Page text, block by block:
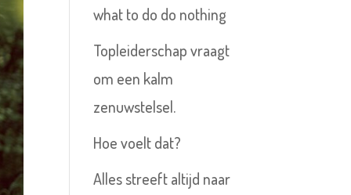
what to do do nothing
Topleiderschap vraagt
om een kalm
zenuwstelsel.
Hoe voelt dat?
Alles streeft altijd naar